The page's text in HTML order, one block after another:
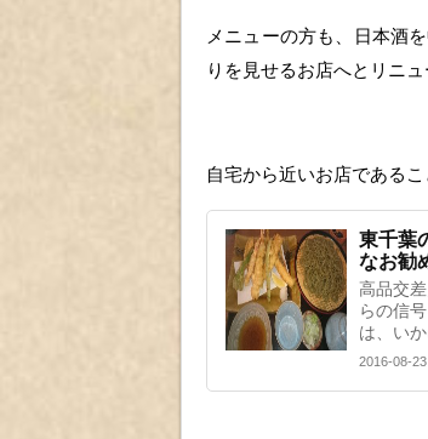
メニューの方も、日本酒
りを見せるお店へとリニュ
自宅から近いお店である
東千葉
なお勧
高品交
らの信
は、い
2016-08-